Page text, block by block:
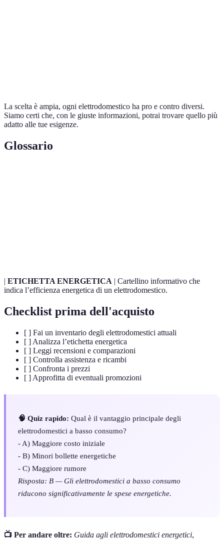
La scelta è ampia, ogni elettrodomestico ha pro e contro diversi.
Siamo certi che, con le giuste informazioni, potrai trovare quello più
adatto alle tue esigenze.
Glossario
| ETICHETTA ENERGETICA | Cartellino informativo che
indica l’efficienza energetica di un elettrodomestico.
Checklist prima dell'acquisto
[ ] Fai un inventario degli elettrodomestici attuali
[ ] Analizza l’etichetta energetica
[ ] Leggi recensioni e comparazioni
[ ] Controlla assistenza e ricambi
[ ] Confronta i prezzi
[ ] Approfitta di eventuali promozioni
🧠 Quiz rapido: Qual è il vantaggio principale degli
elettrodomestici a basso consumo?
- A) Maggiore costo iniziale
- B) Minori bollette energetiche
- C) Maggiore rumore
Risposta: B — Gli elettrodomestici a basso consumo
riducono significativamente le spese energetiche.
📺 Per andare oltre: Guida agli elettrodomestici energetici,